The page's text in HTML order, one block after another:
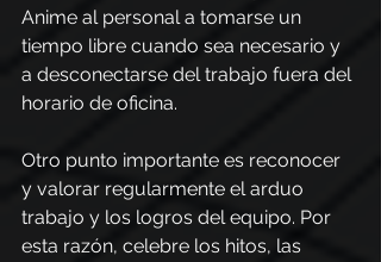
Anime al personal a tomarse un
tiempo libre cuando sea necesario y
a desconectarse del trabajo fuera del
horario de oficina.
Otro punto importante es reconocer
y valorar regularmente el arduo
trabajo y los logros del equipo. Por
esta razón, celebre los hitos, las